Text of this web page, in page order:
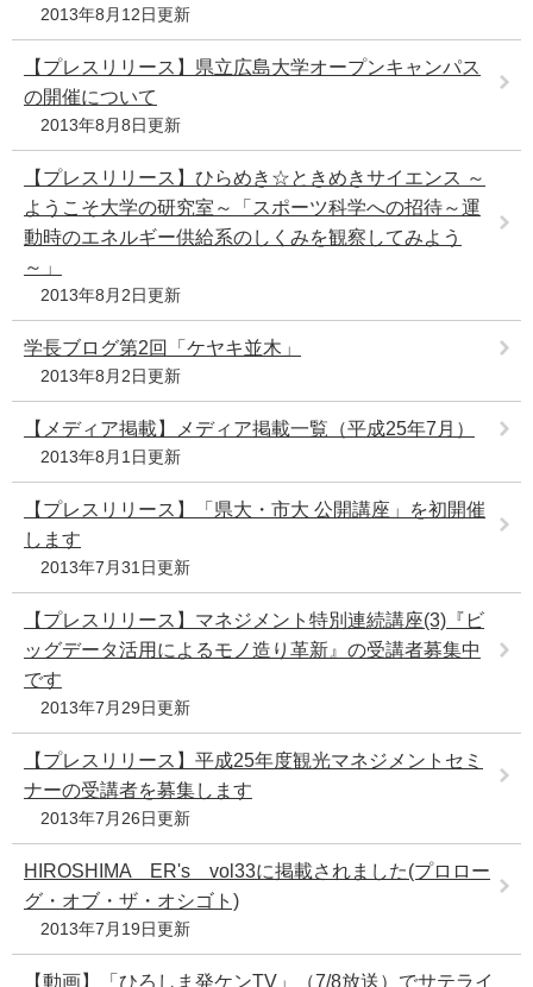
2013年8月12日更新
【プレスリリース】県立広島大学オープンキャンパス
の開催について
2013年8月8日更新
【プレスリリース】ひらめき☆ときめきサイエンス ～
ようこそ大学の研究室～「スポーツ科学への招待～運
動時のエネルギー供給系のしくみを観察してみよう
～」
2013年8月2日更新
学長ブログ第2回「ケヤキ並木」
2013年8月2日更新
【メディア掲載】メディア掲載一覧（平成25年7月）
2013年8月1日更新
【プレスリリース】「県大・市大 公開講座」を初開催
します
2013年7月31日更新
【プレスリリース】マネジメント特別連続講座(3)『ビ
ッグデータ活用によるモノ造り革新』の受講者募集中
です
2013年7月29日更新
【プレスリリース】平成25年度観光マネジメントセミ
ナーの受講者を募集します
2013年7月26日更新
HIROSHIMA ER's vol33に掲載されました(プロロー
グ・オブ・ザ・オシゴト)
2013年7月19日更新
【動画】「ひろしま発ケンTV」（7/8放送）でサテライ